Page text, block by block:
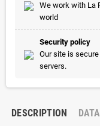
We work with La
world
Security policy
Our site is
servers.
DESCRIPTION